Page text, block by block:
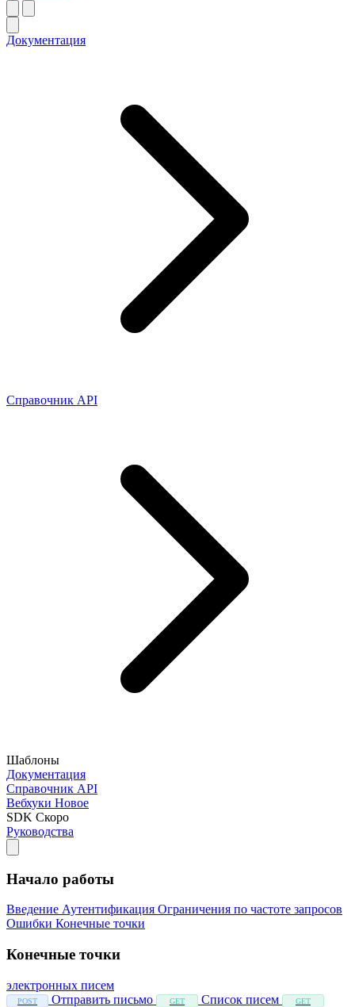
Документация
Справочник API
Шаблоны
Документация
Справочник API
Вебхуки Новое
SDK Скоро
Руководства
Начало работы
Введение Аутентификация Ограничения по частоте запросов
Ошибки Конечные точки
Конечные точки
электронных писем
POST Отправить письмо GET Список писем GET